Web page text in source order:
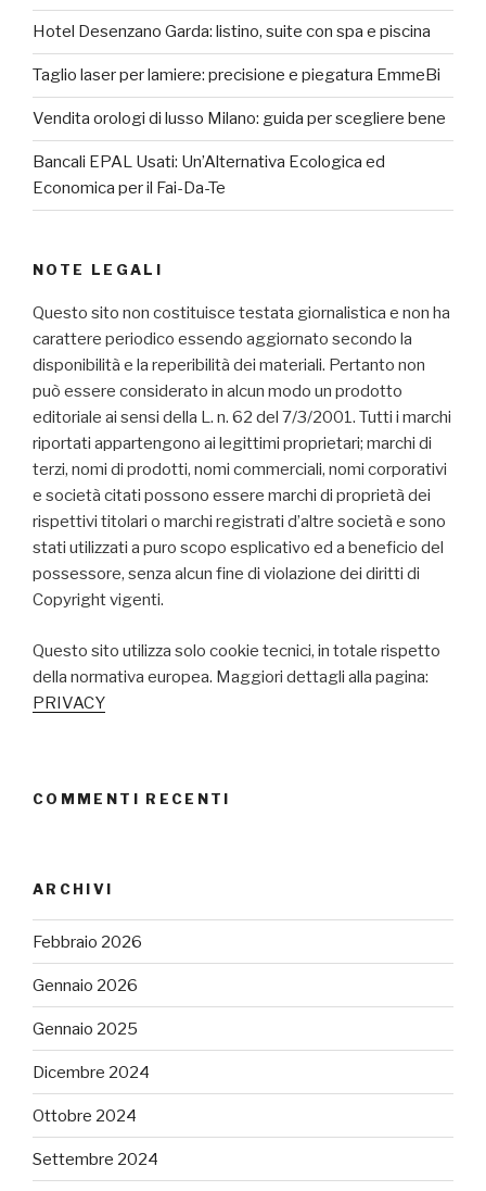
Hotel Desenzano Garda: listino, suite con spa e piscina
Taglio laser per lamiere: precisione e piegatura EmmeBi
Vendita orologi di lusso Milano: guida per scegliere bene
Bancali EPAL Usati: Un’Alternativa Ecologica ed
Economica per il Fai-Da-Te
NOTE LEGALI
Questo sito non costituisce testata giornalistica e non ha
carattere periodico essendo aggiornato secondo la
disponibilità e la reperibilità dei materiali. Pertanto non
può essere considerato in alcun modo un prodotto
editoriale ai sensi della L. n. 62 del 7/3/2001. Tutti i marchi
riportati appartengono ai legittimi proprietari; marchi di
terzi, nomi di prodotti, nomi commerciali, nomi corporativi
e società citati possono essere marchi di proprietà dei
rispettivi titolari o marchi registrati d’altre società e sono
stati utilizzati a puro scopo esplicativo ed a beneficio del
possessore, senza alcun fine di violazione dei diritti di
Copyright vigenti.
Questo sito utilizza solo cookie tecnici, in totale rispetto
della normativa europea. Maggiori dettagli alla pagina:
PRIVACY
COMMENTI RECENTI
ARCHIVI
Febbraio 2026
Gennaio 2026
Gennaio 2025
Dicembre 2024
Ottobre 2024
Settembre 2024